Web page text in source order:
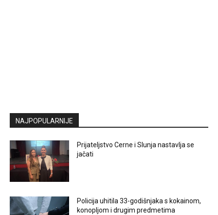
NAJPOPULARNIJE
Prijateljstvo Cerne i Slunja nastavlja se
jačati
Policija uhitila 33-godišnjaka s kokainom,
konopljom i drugim predmetima